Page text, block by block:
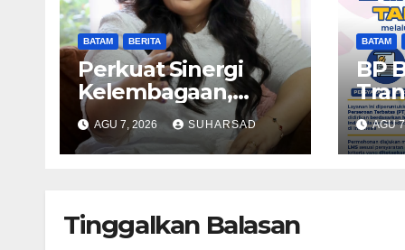
BATAM BERITA
Perkuat Sinergi
Kelembagaan,
RSBP Batam dan
BPOM Pastikan
Pelayanan dan
AGU 7, 2026 SUHARSAD
BATAM
BP
AGU
Tinggalkan Balasan